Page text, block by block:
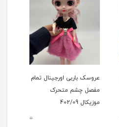
عروسک باربی اورجینال تمام
مفصل چشم متحرک
موزیکال 402/09
0